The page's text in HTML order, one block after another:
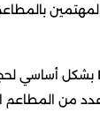
بشكل أساسي
من المطاعم